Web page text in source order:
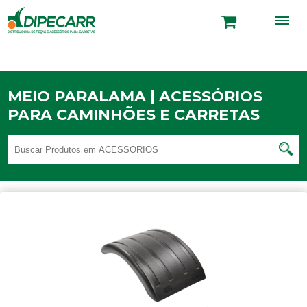
MEIO PARALAMA | ACESSÓRIOS
PARA CAMINHÕES E CARRETAS